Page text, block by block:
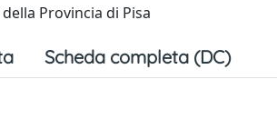
Provincia di Pisa
Scheda completa (DC)